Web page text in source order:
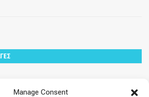
Manage Consent